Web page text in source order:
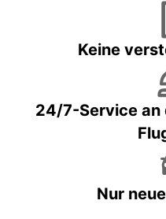
Keine
24/7-Service an
Nur